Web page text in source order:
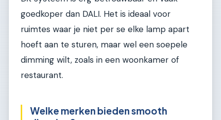
goedkoper dan DALI. Het is ideaal voor
ruimtes waar je niet per se elke lamp apart
hoeft aan te sturen, maar wel een soepele
dimming wilt, zoals in een woonkamer of
restaurant.
Welke merken bieden smooth